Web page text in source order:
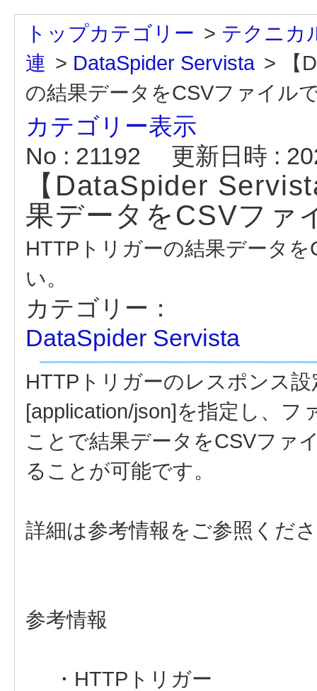
トップカテゴリー > テクニカ
連 > DataSpider Servista >
の結果データをCSVファイル
カテゴリー表示
No : 21192
更新日時 :
【DataSpider
果データをCSVファ
HTTPトリガーの結果データ
い。
カテゴリー：
DataSpider Servista
HTTPトリガーのレスポンス
[application/json]を指定し、
ことで結果データをCSVファ
ることが可能です。
詳細は参考情報をご参照くだ
参考情報
・HTTPトリガー